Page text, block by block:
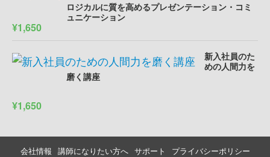
ロジカルに質を高めるプレゼンテーション・コミ
ュニケーション
¥1,650
新入社員のた
めの人間力を
磨く講座
¥1,650
会社情報 講師になりたい方へ サポート プライバシーポリシー